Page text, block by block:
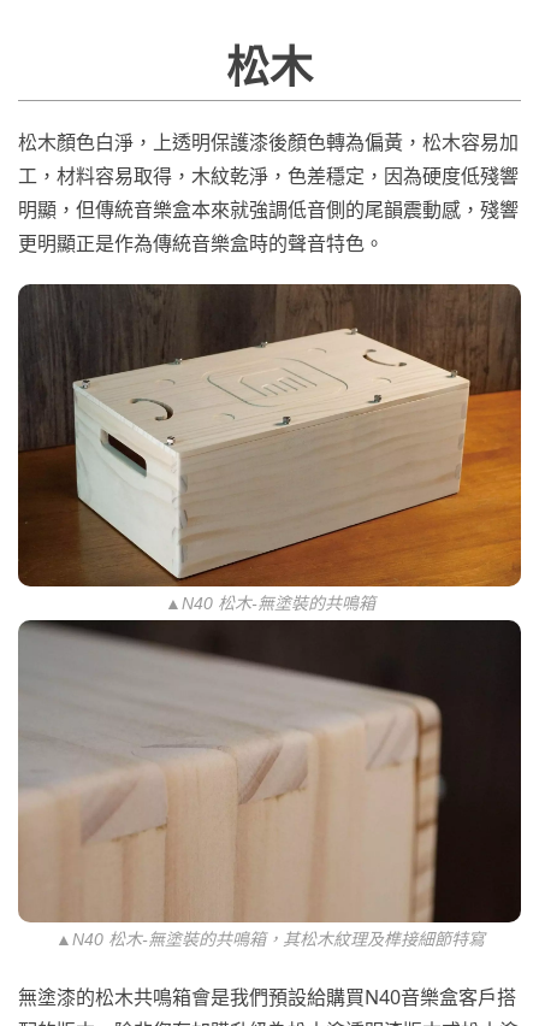
松木
松木顏色白淨，上透明保護漆後顏色轉為偏黃，松木容易加
工，材料容易取得，木紋乾淨，色差穩定，因為硬度低殘響
明顯，但傳統音樂盒本來就強調低音側的尾韻震動感，殘響
更明顯正是作為傳統音樂盒時的聲音特色。
▲N40 松木-無塗裝的共鳴箱
▲N40 松木-無塗裝的共鳴箱，其松木紋理及榫接細節特寫
無塗漆的松木共鳴箱會是我們預設給購買N40音樂盒客戶搭